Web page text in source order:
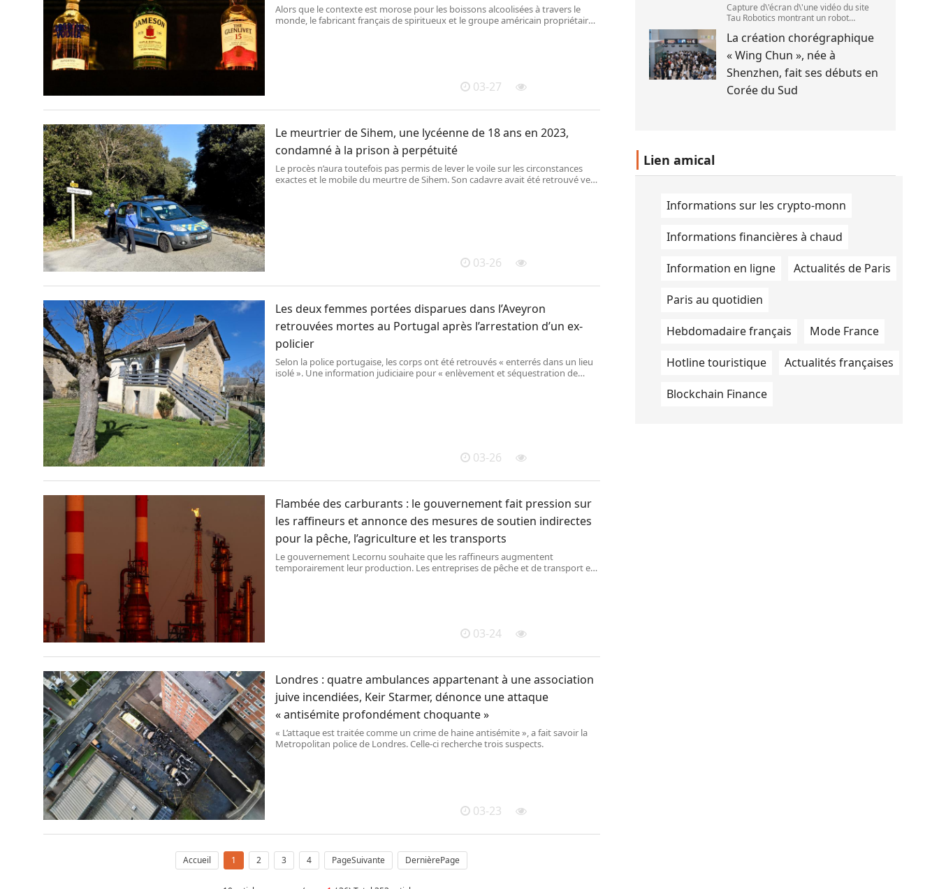
Alors que le contexte est morose pour les boissons alcoolisées à travers le
monde, le fabricant français de ‌spiritueux et le groupe américain propriétaire
03-27
Le meurtrier de Sihem, une lycéenne de 18 ans en 2023,
condamné à la prison à perpétuité
Le procès n’aura toutefois pas permis de lever le voile sur les circonstances
exactes et le mobile du meurtre de Sihem. Son cadavre avait été retrouvé vers
03-26
Les deux femmes portées disparues dans l’Aveyron
retrouvées mortes au Portugal après l’arrestation d’un ex-
policier
Selon la police portugaise, les corps ont été retrouvés « enterrés dans un lieu
isolé ». Une information judiciaire pour « enlèvement et séquestration de
03-26
Flambée des carburants : le gouvernement fait pression sur
les raffineurs et annonce des mesures de soutien indirectes
pour la pêche, l’agriculture et les transports
Le gouvernement Lecornu souhaite que les raffineurs augmentent
temporairement leur production. Les entreprises de pêche et de transport et
03-24
Londres : quatre ambulances appartenant à une association
juive incendiées, Keir Starmer, dénonce une attaque
« antisémite profondément choquante »
« L’attaque est traitée comme un crime de haine antisémite », a fait savoir la
Metropolitan police de Londres. Celle-ci recherche trois suspects.
03-23
Accueil 1 2 3 4 PageSuivante DernièrePage
Capture d\'écran d\'une vidéo du site
Tau Robotics montrant un robot
cuisine. (Tau Robotics)
La création chorégraphique
« Wing Chun », née à
Shenzhen, fait ses débuts en
Corée du Sud
Lien amical
Informations sur les crypto-monn
Informations financières à chaud
Information en ligne Actualités de Paris
Paris au quotidien
Hebdomadaire français Mode France
Hotline touristique Actualités françaises
Blockchain Finance